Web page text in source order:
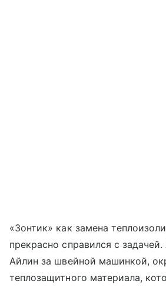
«Зонтик» как замена
прекрасно справился с
Айлин за швейной машинкой,
теплозащитного материала,